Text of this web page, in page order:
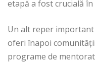
etapă a fost crucială
Un alt reper
oferi înapoi
programe de